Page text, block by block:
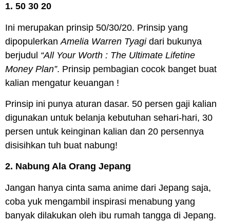
1. 50 30 20
Ini merupakan prinsip 50/30/20. Prinsip yang
dipopulerkan Amelia Warren Tyagidari bukunya
berjudul “All Your Worth : The Ultimate Lifetine
Money Plan”. Prinsip pembagian cocok banget buat
kalian mengatur keuangan !
Prinsip ini punya aturan dasar. 50 persen gaji kalian
digunakan untuk belanja kebutuhan sehari-hari, 30
persen untuk keinginan kalian dan 20 persennya
disisihkan tuh buat nabung!
2. Nabung Ala Orang Jepang
Jangan hanya cinta sama anime dari Jepang saja,
coba yuk mengambil inspirasi menabung yang
banyak dilakukan oleh ibu rumah tangga di Jepang.